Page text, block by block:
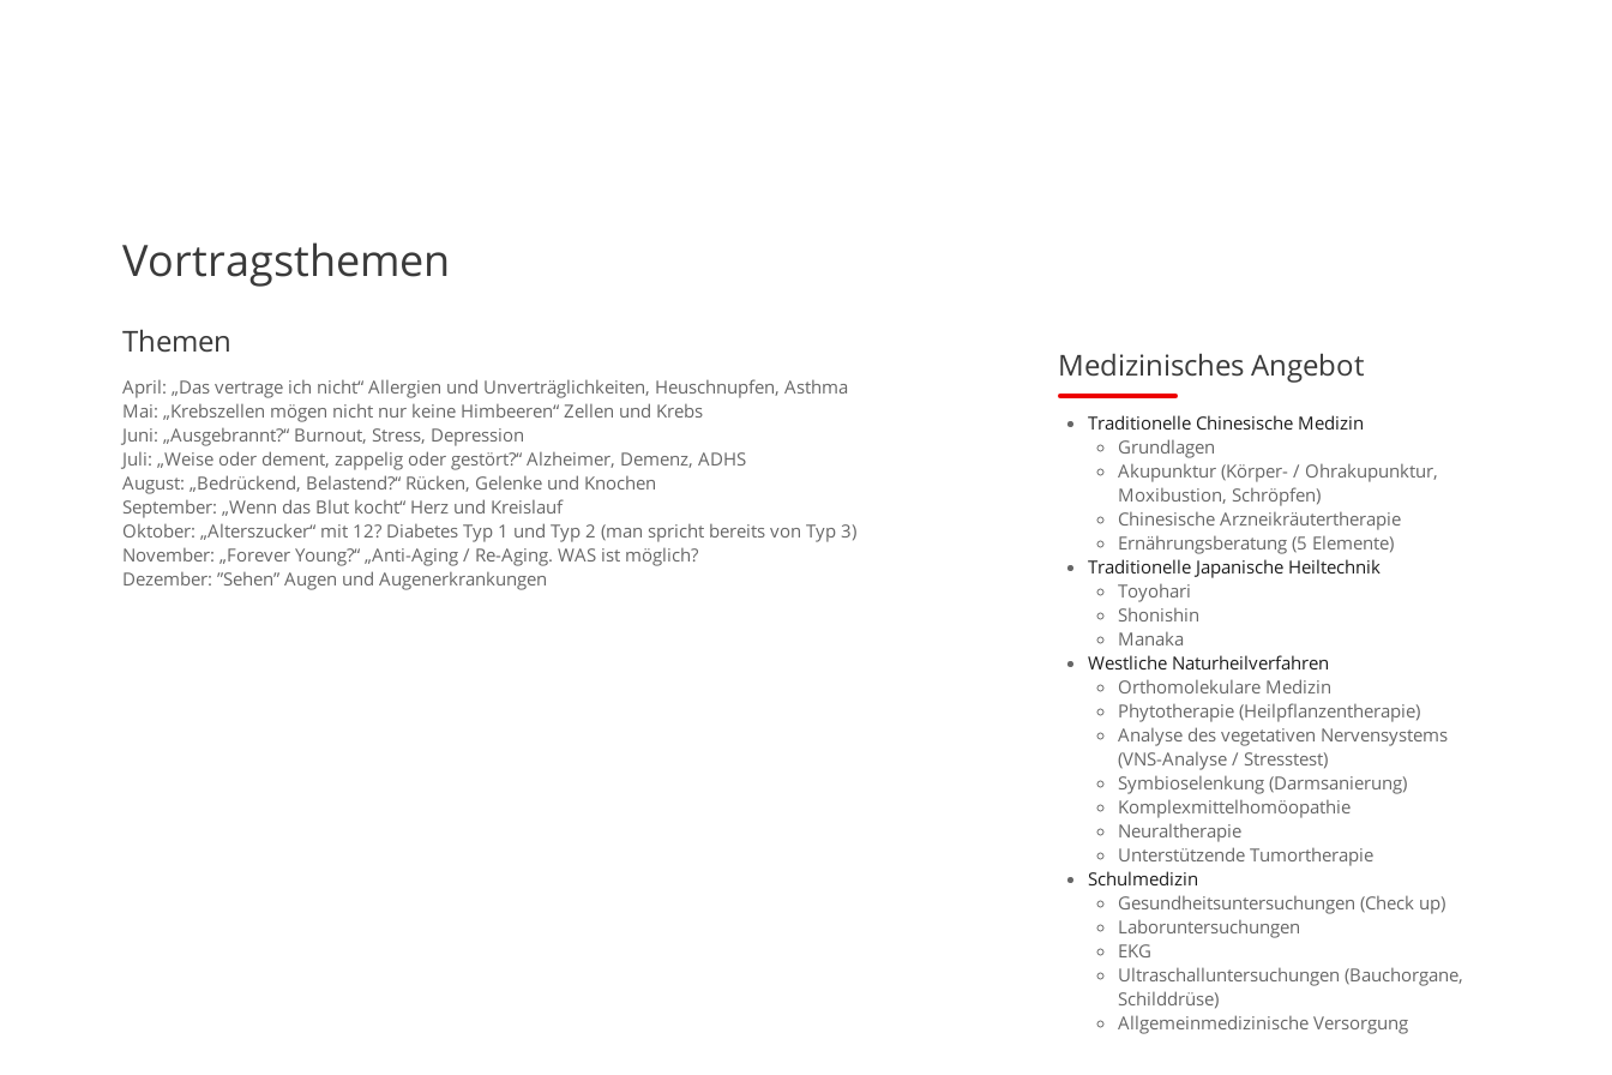
Vortragsthemen
Themen
April: „Das vertrage ich nicht“ Allergien und Unverträglichkeiten, Heuschnupfen, Asthma
Mai: „Krebszellen mögen nicht nur keine Himbeeren“ Zellen und Krebs
Juni: „Ausgebrannt?“ Burnout, Stress, Depression
Juli: „Weise oder dement, zappelig oder gestört?“ Alzheimer, Demenz, ADHS
August: „Bedrückend, Belastend?“ Rücken, Gelenke und Knochen
September: „Wenn das Blut kocht“ Herz und Kreislauf
Oktober: „Alterszucker“ mit 12? Diabetes Typ 1 und Typ 2 (man spricht bereits von Typ 3)
November: „Forever Young?“ „Anti-Aging / Re-Aging. WAS ist möglich?
Dezember: ”Sehen” Augen und Augenerkrankungen
Medizinisches Angebot
Traditionelle Chinesische Medizin
Grundlagen
Akupunktur (Körper- / Ohrakupunktur,
Moxibustion, Schröpfen)
Chinesische Arzneikräutertherapie
Ernährungsberatung (5 Elemente)
Traditionelle Japanische Heiltechnik
Toyohari
Shonishin
Manaka
Westliche Naturheilverfahren
Orthomolekulare Medizin
Phytotherapie (Heilpflanzentherapie)
Analyse des vegetativen Nervensystems
(VNS-Analyse / Stresstest)
Symbioselenkung (Darmsanierung)
Komplexmittelhomöopathie
Neuraltherapie
Unterstützende Tumortherapie
Schulmedizin
Gesundheitsuntersuchungen (Check up)
Laboruntersuchungen
EKG
Ultraschalluntersuchungen (Bauchorgane,
Schilddrüse)
Allgemeinmedizinische Versorgung